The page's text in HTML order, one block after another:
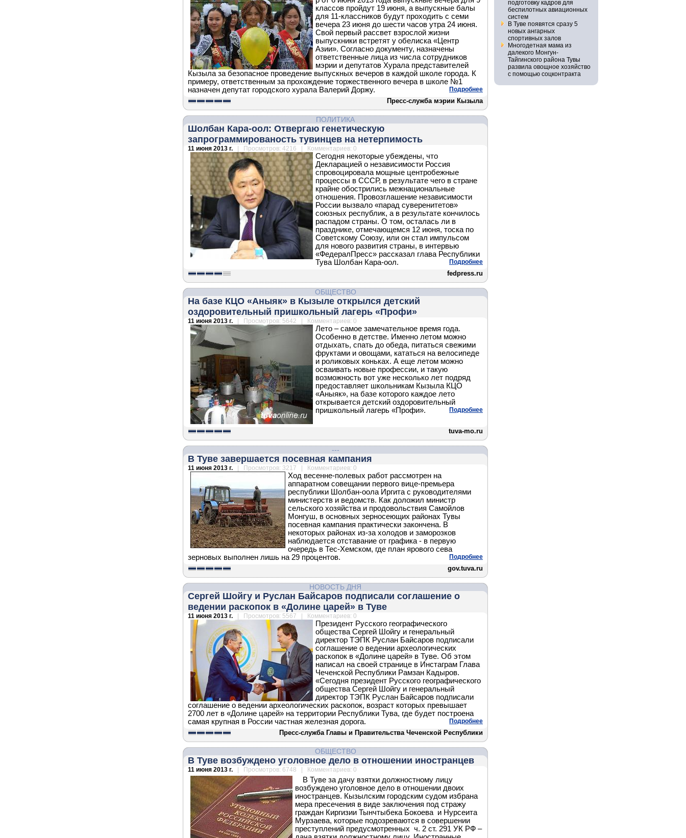
классов пройдут 19 июня, а выпускные балы
для 11-классников будут проходить с семи
вечера 23 июня до шести часов утра 24 июня.
Свой первый рассвет взрослой жизни
выпускники встретят у обелиска «Центр
Азии». Согласно документу, назначены
ответственные лица из числа сотрудников
мэрии и депутатов Хурала представителей
Кызыла за безопасное проведение выпускных вечеров в каждой школе города. К
примеру, ответственным за прохождение торжественного вечера в школе №1
назначен депутат городского хурала Валерий Доржу.
Подробнее
Пресс-служба мэрии Кызыла
ПОЛИТИКА
Шолбан Кара-оол: Отвергаю генетическую
запрограммированость тувинцев на нетерпимость
11 июня 2013 г. | Просмотров: 4216 | Комментариев: 0
Сегодня некоторые убеждены, что
Декларацией о независимости Россия
спровоцировала мощные центробежные
процессы в СССР, в результате чего в стране
крайне обострились межнациональные
отношения. Провозглашение независимости
России вызвало «парад суверенитетов»
союзных республик, а в результате кончилось
распадом страны. О том, осталась ли в
празднике, отмечающемся 12 июня, тоска по
Советскому Союзу, или он стал импульсом
для нового развития страны, в интервью
«ФедералПресс» рассказал глава Республики
Тува Шолбан Кара-оол.
Подробнее
fedpress.ru
ОБЩЕСТВО
На базе КЦО «Аныяк» в Кызыле открылся детский
оздоровительный пришкольный лагерь «Профи»
11 июня 2013 г. | Просмотров: 5642 | Комментариев: 0
Лето – самое замечательное время года.
Особенно в детстве. Именно летом можно
отдыхать, спать до обеда, питаться свежими
фруктами и овощами, кататься на велосипеде
и роликовых коньках. А еще летом можно
осваивать новые профессии, и такую
возможность вот уже несколько лет подряд
предоставляет школьникам Кызыла КЦО
«Аныяк», на базе которого каждое лето
открывается детский оздоровительный
пришкольный лагерь «Профи».
Подробнее
tuva-mo.ru
---
В Туве завершается посевная кампания
11 июня 2013 г. | Просмотров: 3217 | Комментариев: 0
Ход весенне-полевых работ рассмотрен на
аппаратном совещании первого вице-премьера
республики Шолбан-оола Иргита с руководителями
министерств и ведомств. Как доложил министр
сельского хозяйства и продовольствия Самойлов
Монгуш, в основных зерносеющих районах Тувы
посевная кампания практически закончена. В
некоторых районах из-за холодов и заморозков
наблюдается отставание от графика - в первую
очередь в Тес-Хемском, где план ярового сева
зерновых выполнен лишь на 29 процентов.
Подробнее
gov.tuva.ru
НОВОСТЬ ДНЯ
Сергей Шойгу и Руслан Байсаров подписали соглашение о
ведении раскопок в «Долине царей» в Туве
11 июня 2013 г. | Просмотров: 5567 | Комментариев: 0
Президент Русского географического
общества Сергей Шойгу и генеральный
директор ТЭПК Руслан Байсаров подписали
соглашение о ведении археологических
раскопок в «Долине царей» в Туве. Об этом
написал на своей странице в Инстаграм Глава
Чеченской Республики Рамзан Кадыров.
«Сегодня президент Русского географического
общества Сергей Шойгу и генеральный
директор ТЭПК Руслан Байсаров подписали
соглашение о ведении археологических раскопок, возраст которых превышает
2700 лет в «Долине царей» на территории Республики Тува, где будет построена
самая крупная в России частная железная дорога.
Подробнее
Пресс-служба Главы и Правительства Чеченской Республики
ОБЩЕСТВО
В Туве возбуждено уголовное дело в отношении иностранцев
11 июня 2013 г. | Просмотров: 6748 | Комментариев: 0
В Туве за дачу взятки должностному лицу
возбуждено уголовное дело в отношении двоих
иностранцев. Кызылским городским судом избрана
мера пресечения в виде заключения под стражу
граждан Киргизии Тынчтыбека Бокоева и Нурсеита
Мурзаева, которые подозреваются в совершении
преступлений предусмотренных ч. 2 ст. 291 УК РФ –
подготовку кадров для
беспилотных авиационных
систем
В Туве появятся сразу 5
новых ангарных
спортивных залов
Многодетная мама из
далекого Монгун-
Тайгинского района Тувы
развила овощное хозяйство
с помощью соцконтракта